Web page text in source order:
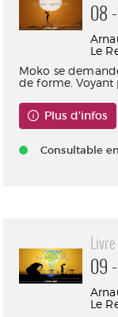
08 -
Le
Moko se
de forme. Voyant
Plus d'infos
Consultable
09 -
Le